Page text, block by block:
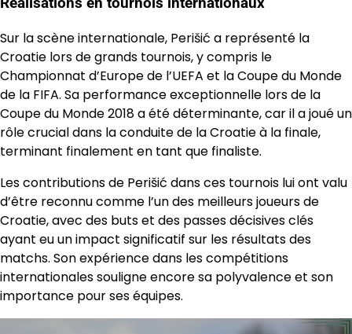
Sur la scène internationale, Perišić a représenté la
Croatie lors de grands tournois, y compris le
Championnat d’Europe de l’UEFA et la Coupe du Monde
de la FIFA. Sa performance exceptionnelle lors de la
Coupe du Monde 2018 a été déterminante, car il a joué un
rôle crucial dans la conduite de la Croatie à la finale,
terminant finalement en tant que finaliste.
Les contributions de Perišić dans ces tournois lui ont valu
d’être reconnu comme l’un des meilleurs joueurs de
Croatie, avec des buts et des passes décisives clés
ayant eu un impact significatif sur les résultats des
matchs. Son expérience dans les compétitions
internationales souligne encore sa polyvalence et son
importance pour ses équipes.